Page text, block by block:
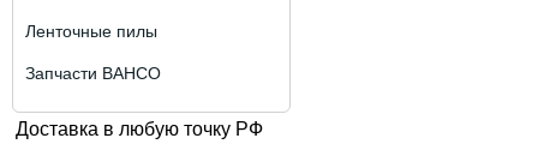
Ленточные пилы
Запчасти BAHCO
Доставка в любую точку РФ